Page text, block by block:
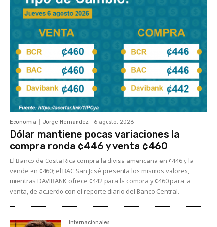
Economía Jorge Hernandez - 6 agosto, 2026
Dólar mantiene pocas variaciones la
compra ronda ¢446 y venta ¢460
El Banco de Costa Rica compra la divisa americana en ¢446 y la
vende en ¢460; el BAC San José presenta los mismos valores,
mientras DAVIBANK ofrece ¢442 para la compra y ¢460 para la
venta, de acuerdo con el reporte diario del Banco Central.
Internacionales